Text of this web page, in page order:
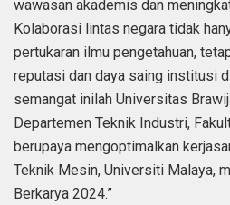
wawasan akademis dan
Kolaborasi lintas negara tidak
pertukaran ilmu pengetahuan,
reputasi dan daya saing institusi
semangat inilah Universitas
Departemen Teknik Industri,
berupaya mengoptimalkan
Teknik Mesin, Universiti Malaya,
Berkarya 2024.”